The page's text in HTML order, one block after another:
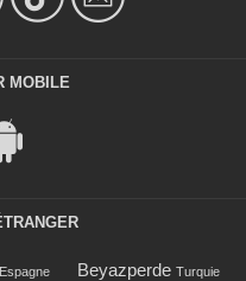
MOBILE
Espagne Beyazperde Turquie